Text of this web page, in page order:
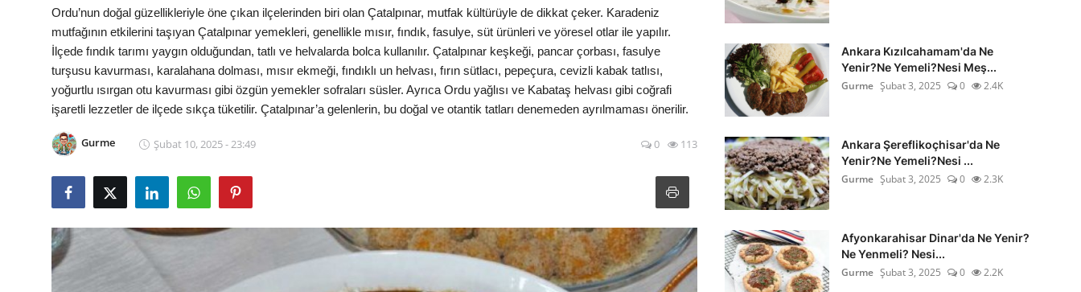
Şehirler
Helal Gıda & Dini Hükümler
Gıda Güvenliği & Bilimi
Kalori & Diyet Rehberi
Mekan & Lezzet Rotaları
Temel Gıda ve Ürün Rehberleri
İçecek Kültürü & Barista
Ordu’nun doğal güzellikleriyle öne çıkan ilçelerinden biri olan Çatalpınar, mutfak kültürüyle de dikkat çeker. Karadeniz
mutfağının etkilerini taşıyan Çatalpınar yemekleri, genellikle mısır, fındık, fasulye, süt ürünleri ve yöresel otlar ile yapılır.
İlçede fındık tarımı yaygın olduğundan, tatlı ve helvalarda bolca kullanılır. Çatalpınar keşkeği, pancar çorbası, fasulye
turşusu kavurması, karalahana dolması, mısır ekmeği, fındıklı un helvası, fırın sütlacı, pepeçura, cevizli kabak tatlısı,
yoğurtlu ısırgan otu kavurması gibi özgün yemekler sofraları süsler. Ayrıca Ordu yağlısı ve Kabataş helvası gibi coğrafi
işaretli lezzetler de ilçede sıkça tüketilir. Çatalpınar’a gelenlerin, bu doğal ve otantik tatları denemeden ayrılmaması önerilir.
Gurme Şubat 10, 2025 - 23:49 0 113
Ankara Kızılcahamam'da Ne
Yenir?Ne Yemeli?Nesi Meş...
Gurme Şubat 3, 2025 0 2.4K
Ankara Şereflikoçhisar'da Ne
Yenir?Ne Yemeli?Nesi ...
Gurme Şubat 3, 2025 0 2.3K
Afyonkarahisar Dinar'da Ne Yenir?
Ne Yenmeli? Nesi...
Gurme Şubat 3, 2025 0 2.2K